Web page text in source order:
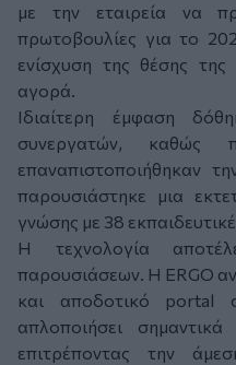
με την εταιρεία να
πρωτοβουλίες για το
ενίσχυση της θέσης της
αγορά.
Ιδιαίτερη έμφαση
συνεργατών, καθώς
επαναπιστοποιήθηκαν
παρουσιάστηκε μια
γνώσης με 38
Η τεχνολογία
παρουσιάσεων. Η ERGO
και αποδοτικό portal
απλοποιήσει σημαντικά
επιτρέποντας την